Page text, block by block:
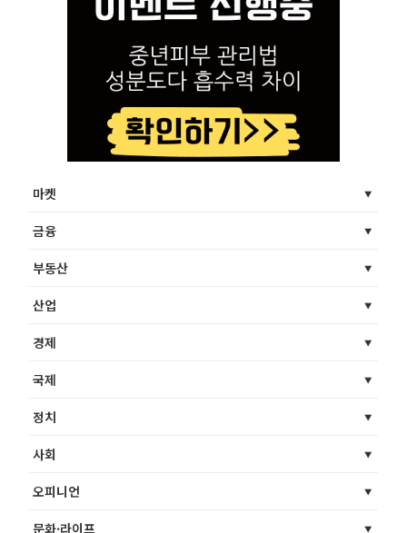
마켓
금융
부동산
산업
경제
국제
정치
사회
오피니언
문화·라이프